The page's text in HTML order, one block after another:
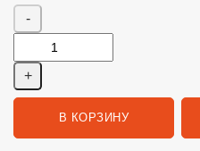
В КОРЗИНУ